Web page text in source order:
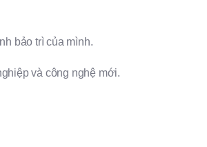
bảo trì của mình.
và công nghệ mới.